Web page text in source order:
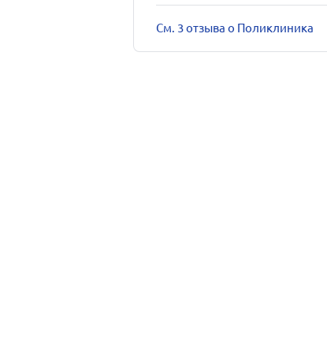
См. 3 отзыва о Поликлиника